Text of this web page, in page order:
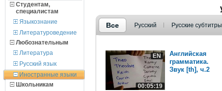
Студентам,
cпециалистам
Языкознание
Литературоведение
Любознательным
Литература
Русский язык
Иностранные языки
Школьникам
Все Русский Русские субтитры
EN
00:05:19
Английская
грамматика.
Звук [th], ч.2